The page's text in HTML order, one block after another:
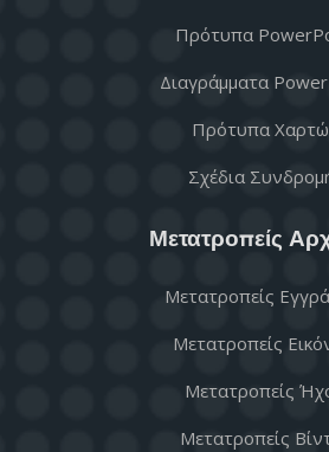
Πρότυπα
Διαγράμματα
Πρότυπα
Σχέδια
Μετατροπείς
Μετατροπείς
Μετατροπείς
Μετατροπείς
Μετατροπείς